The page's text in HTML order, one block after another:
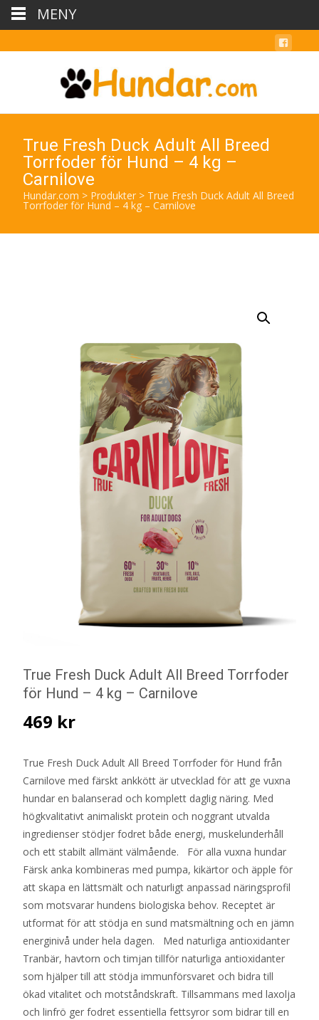
True Fresh Duck Adult All Breed
Torrfoder för Hund – 4 kg –
Carnilove
Hundar.com > Produkter > True Fresh Duck Adult All Breed
Torrfoder för Hund – 4 kg – Carnilove
True Fresh Duck Adult All Breed Torrfoder
för Hund – 4 kg – Carnilove
469 kr
True Fresh Duck Adult All Breed Torrfoder för Hund från
Carnilove med färskt ankkött är utvecklad för att ge vuxna
hundar en balanserad och komplett daglig näring. Med
högkvalitativt animaliskt protein och noggrant utvalda
ingredienser stödjer fodret både energi, muskelunderhåll
och ett stabilt allmänt välmående. För alla vuxna hundar
Färsk anka kombineras med pumpa, kikärtor och äpple för
att skapa en lättsmält och naturligt anpassad näringsprofil
som motsvarar hundens biologiska behov. Receptet är
utformat för att stödja en sund matsmältning och en jämn
energinivå under hela dagen. Med naturliga antioxidanter
Tranbär, havtorn och timjan tillför naturliga antioxidanter
som hjälper till att stödja immunförsvaret och bidra till
ökad vitalitet och motståndskraft. Tillsammans med laxolja
och linfrö ger fodret essentiella fettsyror som bidrar till en
MENY